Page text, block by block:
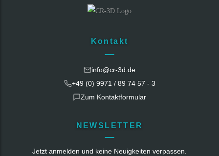
Kontakt
info@cr-3d.de
+49 (0) 9971 / 89 74 57 - 3
Zum Kontaktformular
NEWSLETTER
Jetzt anmelden und keine Neuigkeiten verpassen.